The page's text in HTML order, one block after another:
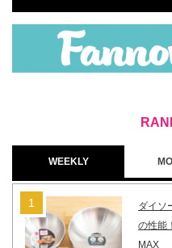
WEEKLY
ダイソ
の性能
MAX